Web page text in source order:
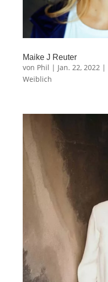
Maike J Reuter
von Phil | Jan. 22, 2022|
Weiblich